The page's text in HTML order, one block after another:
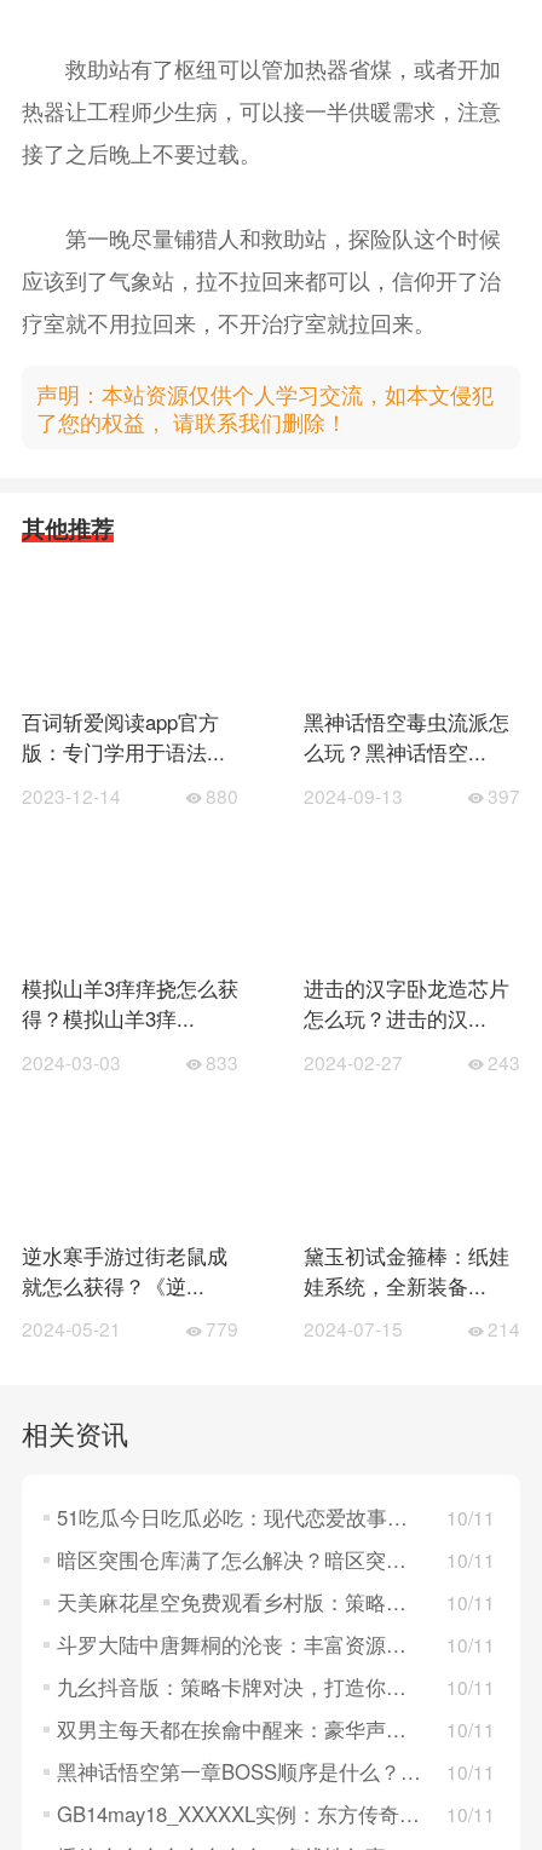
救助站有了枢纽可以管加热器省煤，或者开加
热器让工程师少生病，可以接一半供暖需求，注意
接了之后晚上不要过载。
第一晚尽量铺猎人和救助站，探险队这个时候
应该到了气象站，拉不拉回来都可以，信仰开了治
疗室就不用拉回来，不开治疗室就拉回来。
声明：本站资源仅供个人学习交流，如本文侵犯
了您的权益， 请联系我们删除！
其他推荐
百词斩爱阅读app官方
版：专门学用于语法...
2023-12-14 880
黑神话悟空毒虫流派怎
么玩？黑神话悟空...
2024-09-13 397
模拟山羊3痒痒挠怎么获
得？模拟山羊3痒...
2024-03-03 833
进击的汉字卧龙造芯片
怎么玩？进击的汉...
2024-02-27 243
逆水寒手游过街老鼠成
就怎么获得？《逆...
2024-05-21 779
黛玉初试金箍棒：纸娃
娃系统，全新装备...
2024-07-15 214
相关资讯
51吃瓜今日吃瓜必吃：现代恋爱故事，探索年轻人的情感世界！ 10/11
暗区突围仓库满了怎么解决？暗区突围仓库满了的解决方法 10/11
天美麻花星空免费观看乡村版：策略卡牌对决，构建梦幻英雄组队！ 10/11
斗罗大陆中唐舞桐的沦丧：丰富资源系统，策略养成英雄角色！ 10/11
九幺抖音版：策略卡牌对决，打造你的战斗队伍！ 10/11
双男主每天都在挨龠中醒来：豪华声优阵容，重温经典角色！ 10/11
黑神话悟空第一章BOSS顺序是什么？黑神话悟空第一章BOSS顺序介绍 10/11
GB14may18_XXXXXL实例：东方传奇世界，探索仙幻领域的奥秘！ 10/11